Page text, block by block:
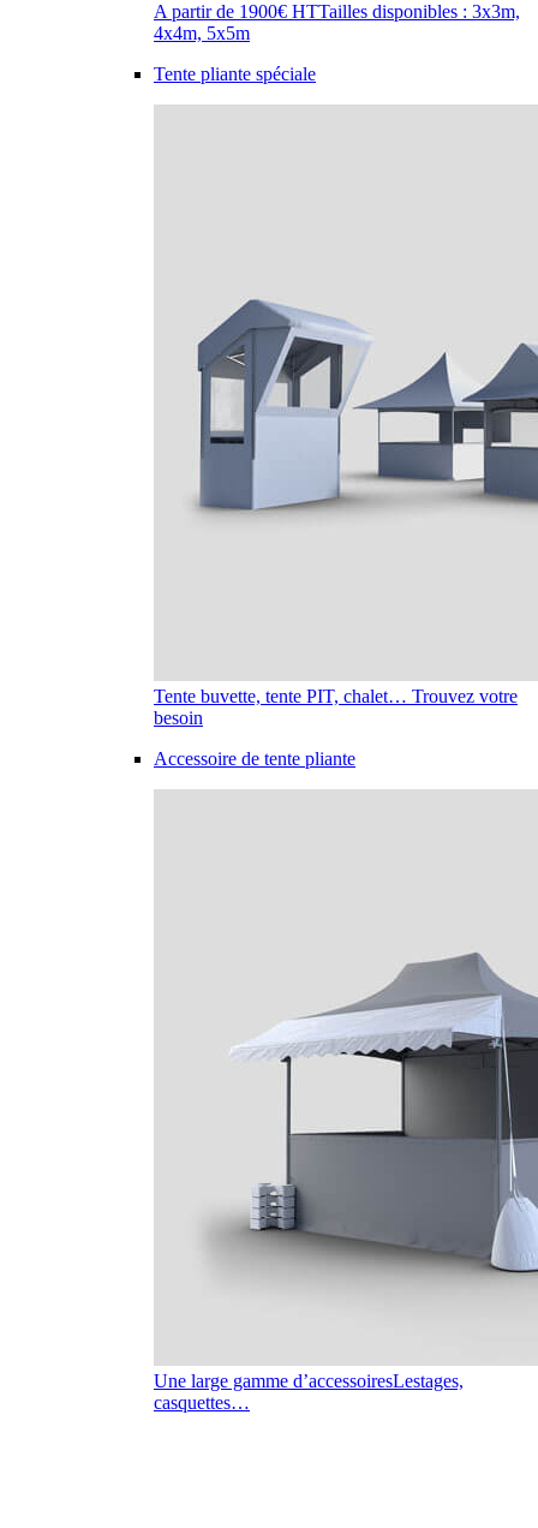
A partir de 1900€ HTTailles disponibles : 3x3m,
4x4m, 5x5m
Tente pliante spéciale
Tente buvette, tente PIT, chalet… Trouvez votre
besoin
Accessoire de tente pliante
Une large gamme d’accessoiresLestages,
casquettes…